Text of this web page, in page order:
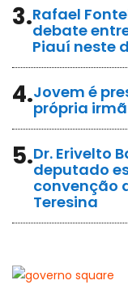
3.Rafael
debate
Piauí neste
4.Jovem é
própria irmã
5.Dr. Erivelto
deputado
convenção
Teresina